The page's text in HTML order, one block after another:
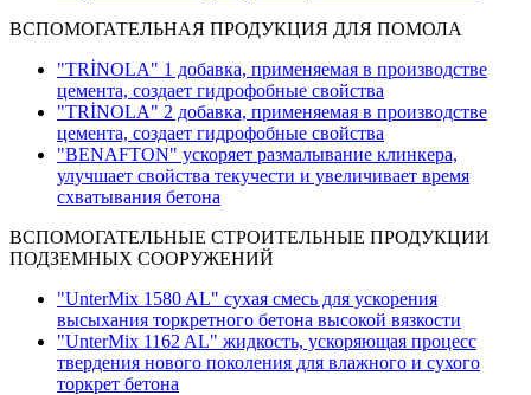
ВСПОМОГАТЕЛЬНАЯ ПРОДУКЦИЯ ДЛЯ ПОМОЛА
"TRİNOLA" 1 добавка, применяемая в производстве
цемента, создает гидрофобные свойства
"TRİNOLA" 2 добавка, применяемая в производстве
цемента, создает гидрофобные свойства
"BENAFTON" ускоряет размалывание клинкера,
улучшает свойства текучести и увеличивает время
схватывания бетона
ВСПОМОГАТЕЛЬНЫЕ СТРОИТЕЛЬНЫЕ ПРОДУКЦИИ
ПОДЗЕМНЫХ СООРУЖЕНИЙ
"UnterMix 1580 AL" сухая смесь для ускорения
высыхания торкретного бетона высокой вязкости
"UnterMix 1162 AL" жидкость, ускоряющая процесс
твердения нового поколения для влажного и сухого
торкрет бетона